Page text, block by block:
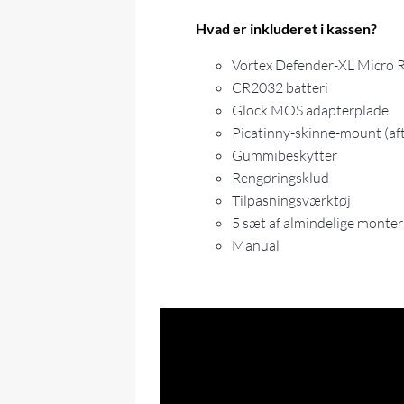
Hvad er inkluderet i kassen?
Vortex Defender-XL Micro
CR2032 batteri
Glock MOS adapterplade
Picatinny-skinne-mount
Gummibeskytter
Rengøringsklud
Tilpasningsværktøj
5 sæt af almindelige
Manual